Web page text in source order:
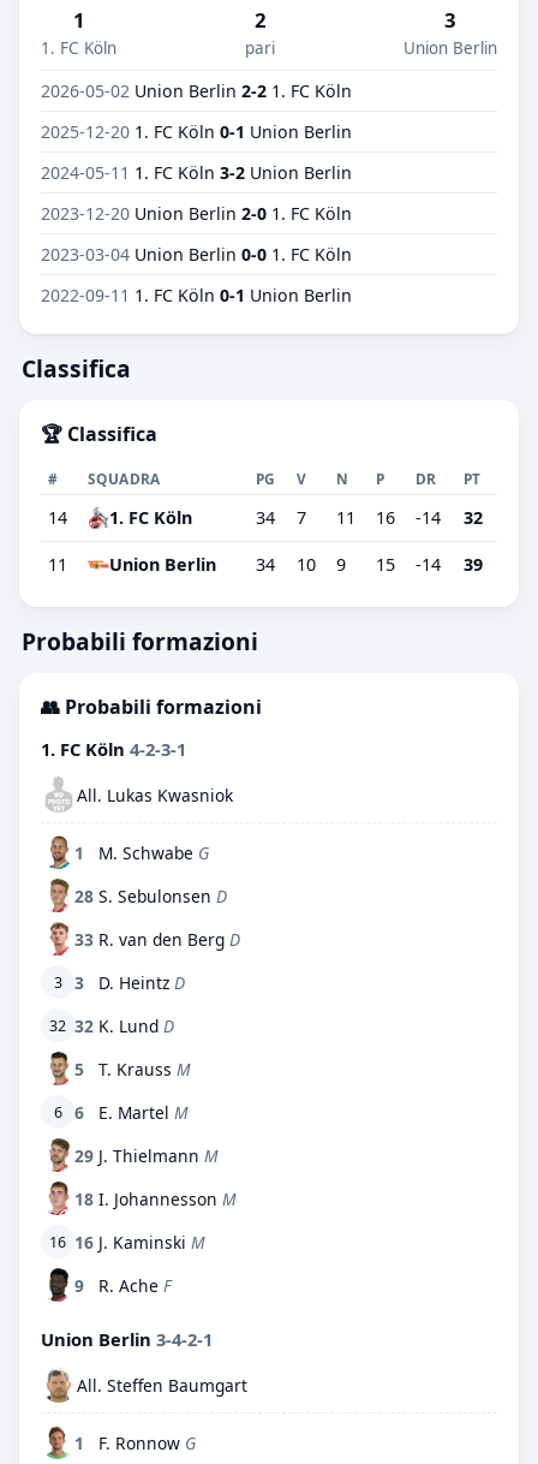
1
1. FC Köln
2
pari
3
Union Berlin
2026-05-02 Union Berlin 2-2 1. FC Köln
2025-12-20 1. FC Köln 0-1 Union Berlin
2024-05-11 1. FC Köln 3-2 Union Berlin
2023-12-20 Union Berlin 2-0 1. FC Köln
2023-03-04 Union Berlin 0-0 1. FC Köln
2022-09-11 1. FC Köln 0-1 Union Berlin
Classifica
🏆 Classifica
# SQUADRA PG V N P DR PT
14 1. FC Köln 34 7 11 16 -14 32
11 Union Berlin 34 10 9 15 -14 39
Probabili formazioni
👥 Probabili formazioni
1. FC Köln 4-2-3-1
All. Lukas Kwasniok
1 M. Schwabe G
28 S. Sebulonsen D
33 R. van den Berg D
3 3 D. Heintz D
32 32 K. Lund D
5
T. Krauss M
6 6 E. Martel M
29 J. Thielmann M
18 I. Johannesson M
16 16 J. Kaminski M
9
R. Ache F
Union Berlin 3-4-2-1
All. Steffen Baumgart
1 F. Ronnow G